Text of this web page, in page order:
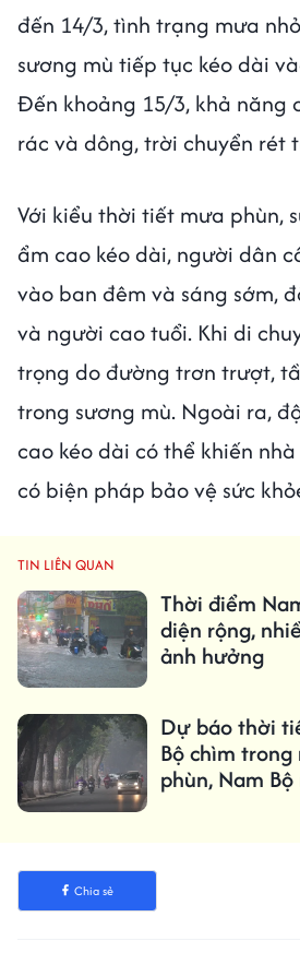
đến 14/3, tình trạng mưa
sương mù tiếp tục kéo dài
Đến khoảng 15/3, khả năng
rác và dông, trời chuyển rét
Với kiểu thời tiết mưa phùn,
ẩm cao kéo dài, người dân
vào ban đêm và sáng sớm,
và người cao tuổi. Khi di
trọng do đường trơn trượt,
trong sương mù. Ngoài ra,
cao kéo dài có thể khiến
có biện pháp bảo vệ sức
TIN LIÊN QUAN
Thời điểm
diện rộng,
ảnh hưởng
Dự báo thời
Bộ chìm
phùn, Nam
Chia sẻ